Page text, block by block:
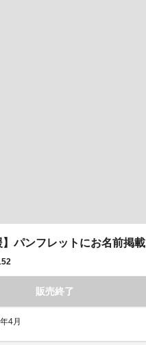
パンフレットにお名前掲載
販売終了
4月